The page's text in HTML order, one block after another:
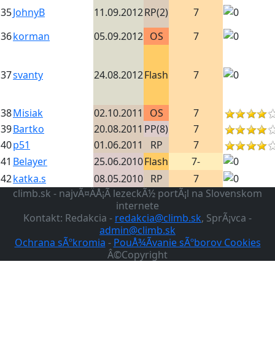
35JohnyB 11.09.2012RP(2)
7
36korman 05.09.2012 OS 7
37svanty 24.08.2012Flash 7
38Misiak 02.10.2011 OS
7
39Bartko 20.08.2011 PP(8)
7
40p51 01.06.2011 RP
7
41 Belayer 25.06.2010Flash
7-
42katka.s 08.05.2010 RP
7
climb.sk - najvÃ¤ÄÅ¡Ã­ lezeckÃ½ portÃ¡l na Slovenskom
internete
Kontakt: Redakcia - redakcia@climb.sk, SprÃ¡vca -
admin@climb.sk
Ochrana sÃºkromia - PouÅ¾Ã­vanie sÃºborov Cookies
Â©Copyright